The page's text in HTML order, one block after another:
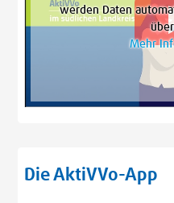
werden Daten
Mehr
Die AktiVVo-App